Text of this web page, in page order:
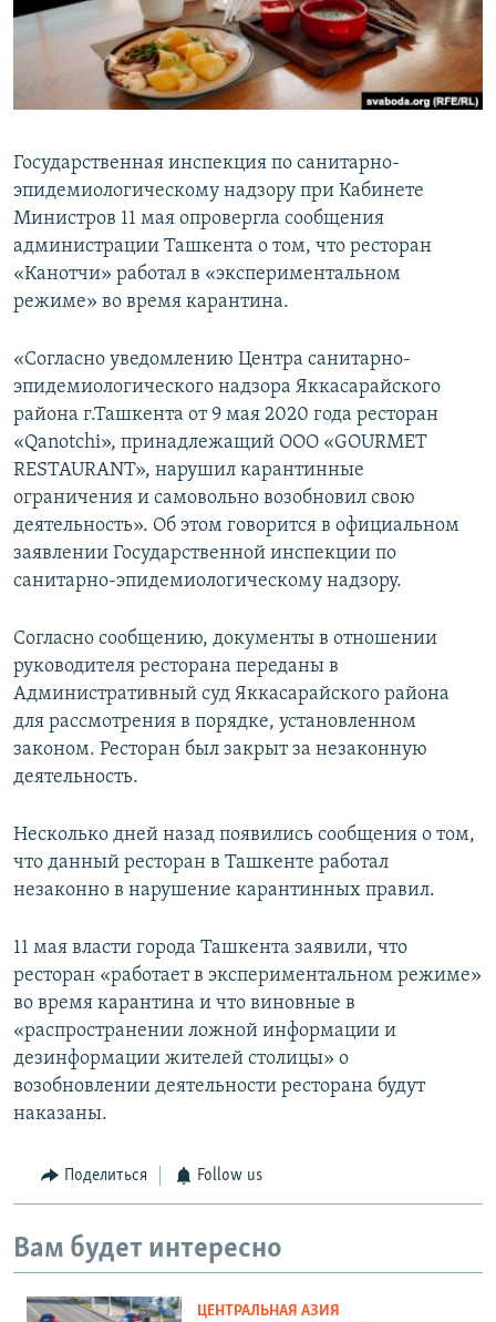
Государственная инспекция по санитарно-
эпидемиологическому надзору при Кабинете
Министров 11 мая опровергла сообщения
администрации Ташкента о том, что ресторан
«Канотчи» работал в «экспериментальном
режиме» во время карантина.
«Согласно уведомлению Центра санитарно-
эпидемиологического надзора Яккасарайского
района г.Ташкента от 9 мая 2020 года ресторан
«Qanotchi», принадлежащий ООО «GOURMET
RESTAURANT», нарушил карантинные
ограничения и самовольно возобновил свою
деятельность». Об этом говорится в официальном
заявлении Государственной инспекции по
санитарно-эпидемиологическому надзору.
Согласно сообщению, документы в отношении
руководителя ресторана переданы в
Административный суд Яккасарайского района
для рассмотрения в порядке, установленном
законом. Ресторан был закрыт за незаконную
деятельность.
Несколько дней назад появились сообщения о том,
что данный ресторан в Ташкенте работал
незаконно в нарушение карантинных правил.
11 мая власти города Ташкента заявили, что
ресторан «работает в экспериментальном режиме»
во время карантина и что виновные в
«распространении ложной информации и
дезинформации жителей столицы» о
возобновлении деятельности ресторана будут
наказаны.
Поделиться Follow us
Вам будет интересно
ЦЕНТРАЛЬНАЯ АЗИЯ